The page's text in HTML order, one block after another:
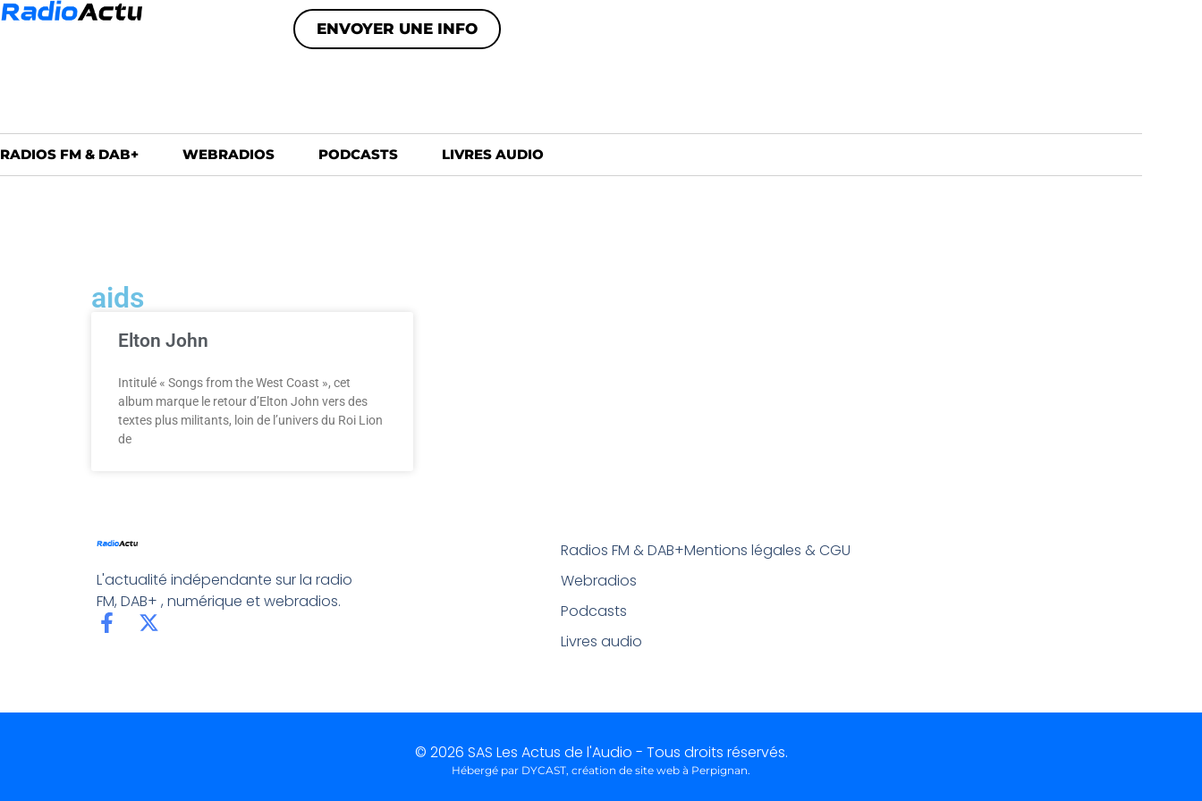
ENVOYER UNE INFO
RADIOS FM & DAB+ WEBRADIOS PODCASTS LIVRES AUDIO
aids
Elton John
Intitulé « Songs from the West Coast », cet
album marque le retour d’Elton John vers des
textes plus militants, loin de l’univers du Roi Lion
de
L'actualité indépendante sur la radio
FM, DAB+ , numérique et webradios.
Radios FM & DAB+
Webradios
Podcasts
Livres audio
Mentions légales & CGU
© 2026 SAS Les Actus de l'Audio - Tous droits réservés.
Hébergé par DYCAST, création de site web à Perpignan.